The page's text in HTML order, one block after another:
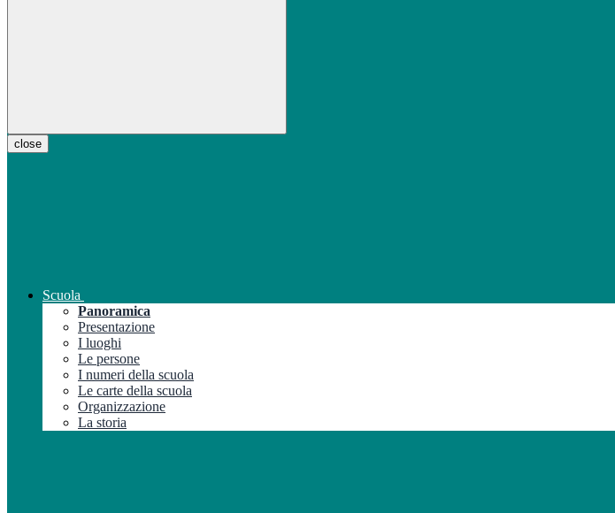
close
Scuola
Panoramica
Presentazione
I luoghi
Le persone
I numeri della scuola
Le carte della scuola
Organizzazione
La storia